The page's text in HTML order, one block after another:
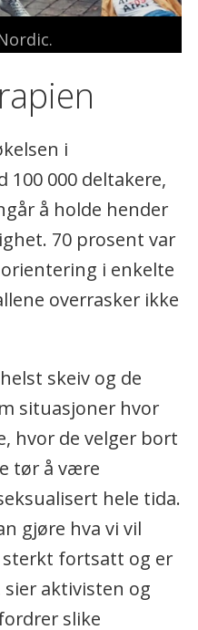
i
000 deltakere,
å holde hender
70 prosent var
i enkelte
overrasker ikke
skeiv og de
situasjoner hvor
hvor de velger bort
tør å være
hele tida.
gjøre hva vi vil
fortsatt og er
aktivisten og
slike